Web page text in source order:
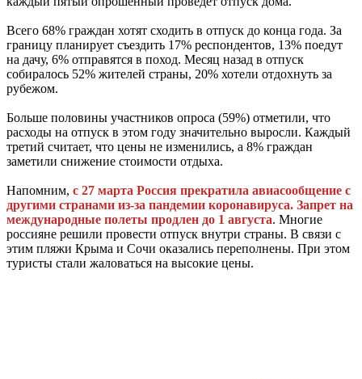
Всего 68% граждан хотят сходить в отпуск до конца года. За
границу планирует съездить 17% респондентов, 13% поедут
на дачу, 6% отправятся в поход. Месяц назад в отпуск
собиралось 52% жителей страны, 20% хотели отдохнуть за
рубежом.
Больше половины участников опроса (59%) отметили, что
расходы на отпуск в этом году значительно выросли. Каждый
третий считает, что цены не изменились, а 8% граждан
заметили снижение стоимости отдыха.
Напомним, с 27 марта Россия прекратила авиасообщение с
другими странами из-за пандемии коронавируса. Запрет на
международные полеты продлен до 1 августа. Многие
россияне решили провести отпуск внутри страны. В связи с
этим пляжи Крыма и Сочи оказались переполнены. При этом
туристы стали жаловаться на высокие цены.